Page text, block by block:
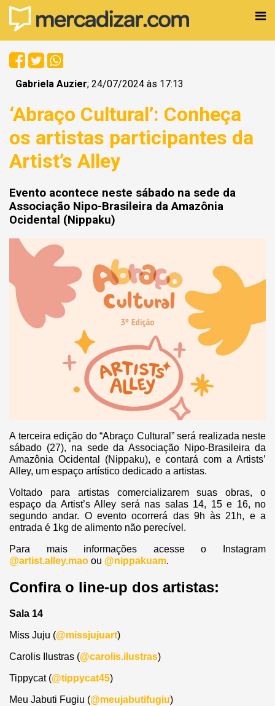
Gabriela Auzier; 24/07/2024 às 17:13
‘Abraço Cultural’: Conheça
os artistas participantes da
Artist’s Alley
Evento acontece neste sábado na sede da
Associação Nipo-Brasileira da Amazônia
Ocidental (Nippaku)
A terceira edição do “Abraço Cultural” será realizada neste
sábado (27), na sede da Associação Nipo-Brasileira da
Amazônia Ocidental (Nippaku), e contará com a Artists’
Alley, um espaço artístico dedicado a artistas.
Voltado para artistas comercializarem suas obras, o
espaço da Artist’s Alley será nas salas 14, 15 e 16, no
segundo andar. O evento ocorrerá das 9h às 21h, e a
entrada é 1kg de alimento não perecível.
Para mais informações acesse o Instagram
@artist.alley.mao ou @nippakuam.
Confira o line-up dos artistas:
Sala 14
Miss Juju (@missjujuart)
Carolis Ilustras (@carolis.ilustras)
Tippycat (@tippycat45)
Meu Jabuti Fugiu (@meujabutifugiu)